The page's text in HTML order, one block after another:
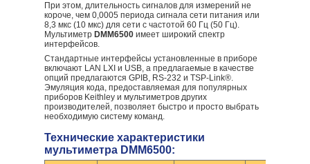
При этом, длительность сигналов для измерений не
короче, чем 0,0005 периода сигнала сети питания или
8,3 мкс (10 мкс) для сети с частотой 60 Гц (50 Гц).
Мультиметр DMM6500 имеет широкий спектр
интерфейсов.
Стандартные интерфейсы установленные в приборе
включают LAN LXI и USB, а предлагаемые в качестве
опций предлагаются GPIB, RS-232 и TSP-Link®.
Эмуляция кода, предоставляемая для популярных
приборов Keithley и мультиметров других
производителей, позволяет быстро и просто выбрать
необходимую систему команд.
Технические характеристики
мультиметра DMM6500: